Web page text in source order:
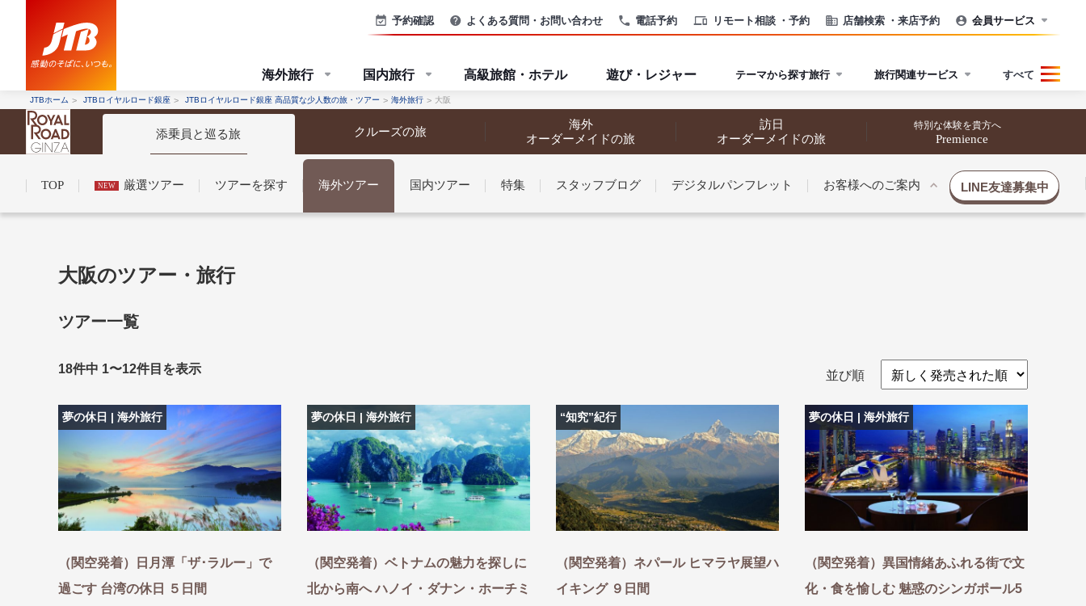
電話予約 リモート相談 ・予約 店舗検索 ・来店予約
予約確認 よくある質問・お問い合わせ 会員サービス
海外旅行 国内旅行 高級旅館・ホテル 遊び・レジャー テーマから探す旅行 旅行関連サービス すべて
JTBホーム JTBロイヤルロード銀座 JTBロイヤルロード銀座 高品質な少人数の旅・ツアー 海外旅行 大阪
添乗員と巡る旅 クルーズの旅
海外
オーダーメイドの旅
訪日
オーダーメイドの旅
特別な体験を貴方へ
Premience
TOP NEW 厳選ツアー ツアーを探す 海外ツアー 国内ツアー 特集 スタッフブログ デジタルパンフレット お客様へのご案内
コンシェルジュ紹介お申し込みの流れ法人企業・自治体のみなさまへ
LINE友達募集中
条件から探す
キーワード
出発地とエリア
条件から探す
キーワード
出発地とエリア
大阪のツアー・旅行
ツアー一覧
18件中 1〜12件目を表示 並び順
夢の休日 | 海外旅行
（関空発着）日月潭「ザ･ラルー」で
過ごす 台湾の休日 ５日間
夢の休日 | 海外旅行
（関空発着）ベトナムの魅力を探しに
北から南へ ハノイ・ダナン・ホーチミ
“知究”紀行
（関空発着）ネパール ヒマラヤ展望ハ
イキング ９日間
夢の休日 | 海外旅行
（関空発着）異国情緒あふれる街で文
化・食を愉しむ 魅惑のシンガポール5